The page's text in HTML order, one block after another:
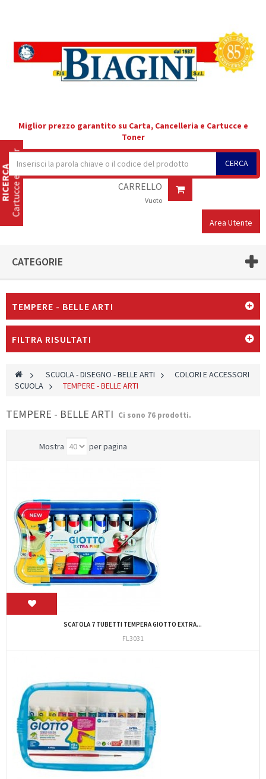
Miglior prezzo garantito su Carta, Cancelleria e Cartucce e
Toner
CERCA
CARRELLO
Vuoto
Area Utente
CATEGORIE
TEMPERE - BELLE ARTI
FILTRA RISULTATI
> SCUOLA - DISEGNO - BELLE ARTI >
COLORI E ACCESSORI
SCUOLA > TEMPERE - BELLE ARTI
TEMPERE - BELLE ARTI Ci sono 76 prodotti.
Mostra per pagina
SCATOLA 7 TUBETTI TEMPERA GIOTTO EXTRA...
FL3031
Cartucce e Toner